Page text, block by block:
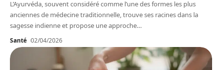
L’Ayurvéda, souvent considéré comme l’une des formes les plus
anciennes de médecine traditionnelle, trouve ses racines dans la
sagesse indienne et propose une approche…
Santé 02/04/2026